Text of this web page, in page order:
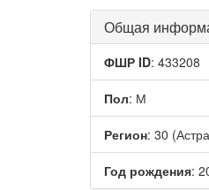
Общая
ФШР ID: 433208
Пол: М
Регион: 30
Год рождения: